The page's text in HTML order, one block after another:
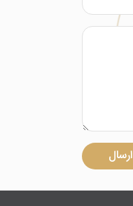
ارسال